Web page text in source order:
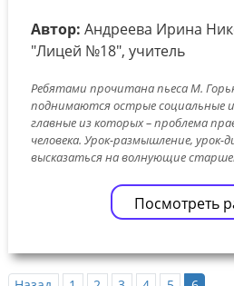
Автор: Андреева Ирина
"Лицей №18", учитель
Ребятами прочитана пьеса М.
поднимаются острые социальные
главные из которых – проблема
человека. Урок-размышление, урок-
высказаться на волнующие
Посмотреть